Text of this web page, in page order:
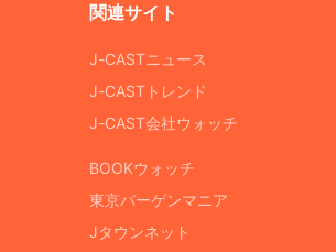
関連サイト
J-CASTニュース
J-CASTトレンド
J-CAST会社ウォッチ
BOOKウォッチ
東京バーゲンマニア
Jタウンネット